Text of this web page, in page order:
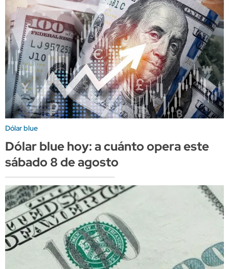
Dólar blue
Dólar blue hoy: a cuánto opera este
sábado 8 de agosto